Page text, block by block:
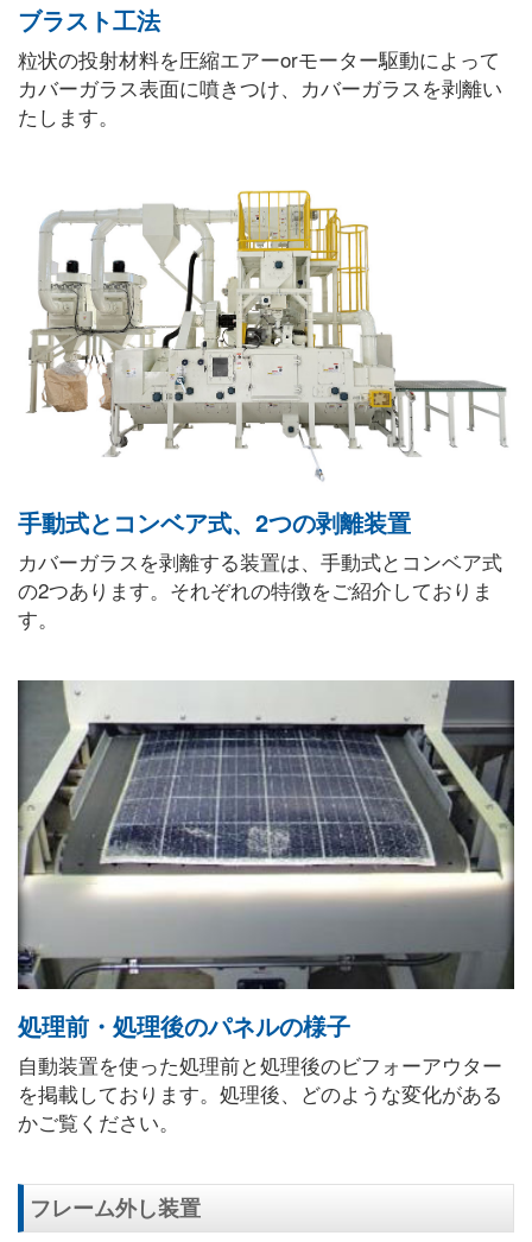
ブラスト工法
粒状の投射材料を圧縮エアーorモーター駆動によって
カバーガラス表面に噴きつけ、カバーガラスを剥離い
たします。
手動式とコンベア式、2つの剥離装置
カバーガラスを剥離する装置は、手動式とコンベア式
の2つあります。それぞれの特徴をご紹介しておりま
す。
処理前・処理後のパネルの様子
自動装置を使った処理前と処理後のビフォーアウター
を掲載しております。処理後、どのような変化がある
かご覧ください。
フレーム外し装置